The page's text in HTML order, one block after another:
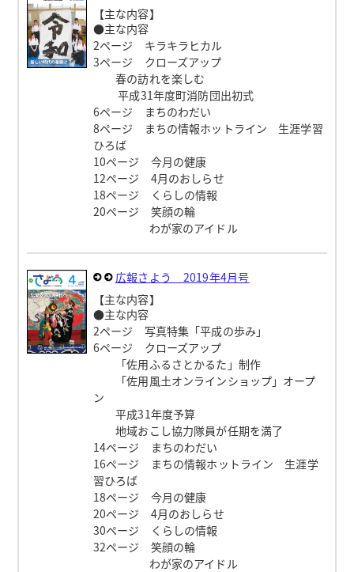
【主な内容】
●主な内容
2ページ キラキラヒカル
3ページ クローズアップ
春の訪れを楽しむ
平成31年度町消防団出初式
6ページ まちのわだい
8ページ まちの情報ホットライン 生涯学習
ひろば
10ページ 今月の健康
12ページ 4月のおしらせ
18ページ くらしの情報
20ページ 笑顔の輪
わが家のアイドル
広報さよう 2019年4月号
【主な内容】
●主な内容
2ページ 写真特集「平成の歩み」
6ページ クローズアップ
「佐用ふるさとかるた」制作
「佐用風土オンラインショップ」オープ
ン
平成31年度予算
地域おこし協力隊員が任期を満了
14ページ まちのわだい
16ページ まちの情報ホットライン 生涯学
習ひろば
18ページ 今月の健康
20ページ 4月のおしらせ
30ページ くらしの情報
32ページ 笑顔の輪
わが家のアイドル